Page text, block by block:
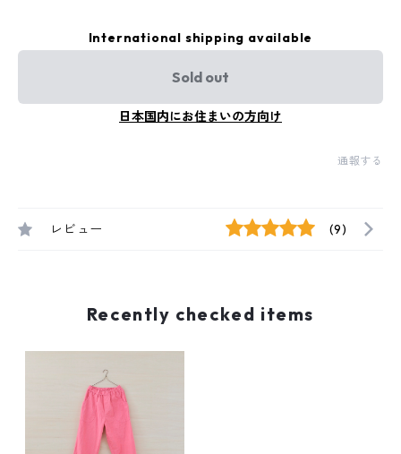
International shipping available
Sold out
日本国内にお住まいの方向け
通報する
レビュー (9)
Recently checked items